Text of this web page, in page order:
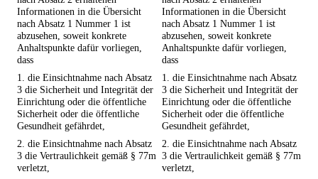
Informationen in die Übersicht
nach Absatz 1 Nummer 1 ist
abzusehen, soweit konkrete
Anhaltspunkte dafür vorliegen,
dass
Informationen in die Übersicht
nach Absatz 1 Nummer 1 ist
abzusehen, soweit konkrete
Anhaltspunkte dafür vorliegen,
dass
1. die Einsichtnahme nach Absatz
3 die Sicherheit und Integrität der
Einrichtung oder die öffentliche
Sicherheit oder die öffentliche
Gesundheit gefährdet,
1. die Einsichtnahme nach Absatz
3 die Sicherheit und Integrität der
Einrichtung oder die öffentliche
Sicherheit oder die öffentliche
Gesundheit gefährdet,
2. die Einsichtnahme nach Absatz
3 die Vertraulichkeit gemäß § 77m
verletzt,
2. die Einsichtnahme nach Absatz
3 die Vertraulichkeit gemäß § 77m
verletzt,